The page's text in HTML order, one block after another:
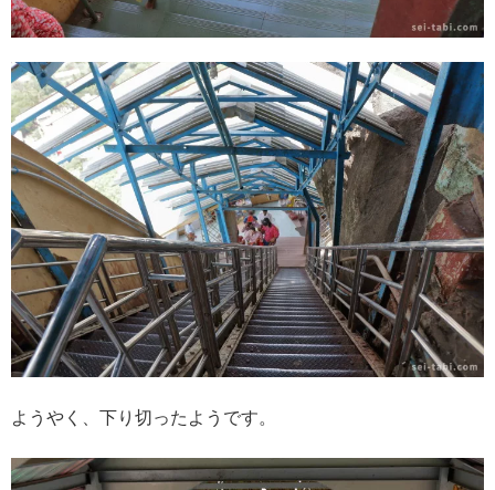
ようやく、下り切ったようです。